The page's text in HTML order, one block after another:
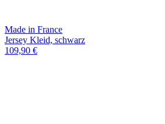
Made in France
Jersey Kleid, schwarz
109,90 €